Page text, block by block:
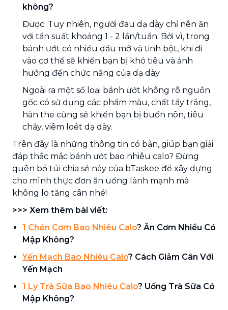
không?
Được. Tuy nhiên, người đau dạ dày chỉ nên ăn
với tần suất khoảng 1 - 2 lần/tuần. Bởi vì, trong
bánh ướt có nhiều dầu mỡ và tinh bột, khi đi
vào cơ thể sẽ khiến bạn bị khó tiêu và ảnh
hưởng đến chức năng của dạ dày.
Ngoài ra một số loại bánh ướt không rõ nguồn
gốc có sử dụng các phẩm màu, chất tẩy trắng,
hàn the cũng sẽ khiến bạn bị buồn nôn, tiêu
chảy, viêm loét dạ dày.
Trên đây là những thông tin có bản, giúp bạn giải
đáp thắc mắc bánh ướt bao nhiêu calo? Đừng
quên bỏ túi chia sẻ này của bTaskee để xây dựng
cho mình thực đơn ăn uống lành mạnh mà
không lo tăng cân nhé!
>>> Xem thêm bài viết:
1 Chén Cơm Bao Nhiêu Calo? Ăn Cơm Nhiều Có
Mập Không?
Yến Mạch Bao Nhiêu Calo? Cách Giảm Cân Với
Yến Mạch
1 Ly Trà Sữa Bao Nhiêu Calo? Uống Trà Sữa Có
Mập Không?